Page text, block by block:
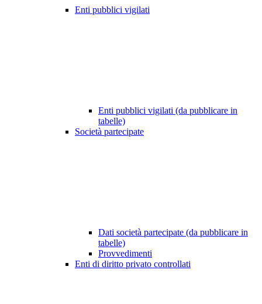
Enti pubblici vigilati
Enti pubblici vigilati (da pubblicare in
tabelle)
Società partecipate
Dati società partecipate (da pubblicare in
tabelle)
Provvedimenti
Enti di diritto privato controllati